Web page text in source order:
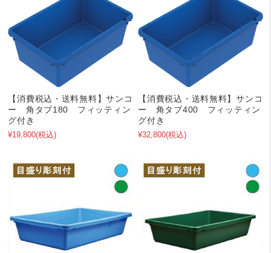
【消費税込・送料無料】サンコ
ー 角タブ180 フィッティン
グ付き
¥19,800(税込)
【消費税込・送料無料】サンコ
ー 角タブ400 フィッティン
グ付き
¥32,800(税込)